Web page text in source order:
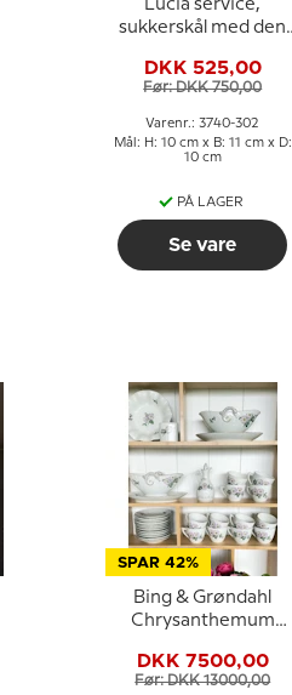
Lucia service,
sukkerskål med den
& Grøndahl
DKK 525,00
Før: DKK 750,00
Varenr.: 3740-302
Mål: H: 10 cm x B: 11 cm x D:
10 cm
PÅ LAGER
Se vare
SPAR 42%
Bing & Grøndahl
Chrysanthemum
90 dele
DKK 7500,00
Før: DKK 13000,00